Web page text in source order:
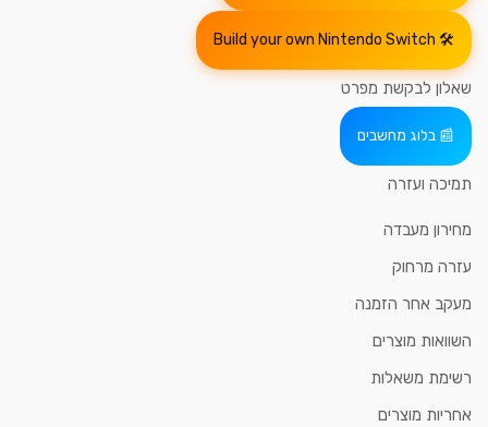
Build your own Nintendo Switch
שאלון לבקשת מפרט
בלוג מחשבים
תמיכה ועזרה
מחירון מעבדה
עזרה מרחוק
מעקב אחר הזמנה
השוואות מוצרים
רשימת משאלות
אחריות מוצרים